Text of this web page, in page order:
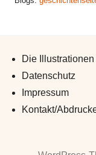
Die
Datenschutz
Impressum
Kontakt/